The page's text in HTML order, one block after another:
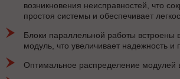
возникновения неисправностей, что
простоя системы и обеспечивает
Блоки параллельной работы встроены
модуль, что увеличивает надежность и
Оптимальное распределение модулей